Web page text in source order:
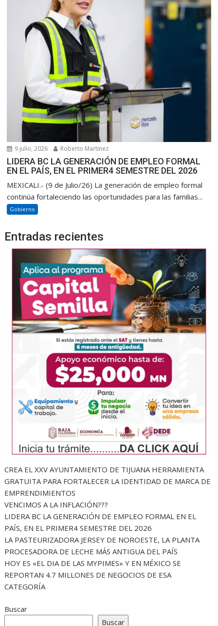
9 julio, 2026 Roberto Martinez
LIDERA BC LA GENERACIÓN DE EMPLEO FORMAL
EN EL PAÍS, EN EL PRIMER4 SEMESTRE DEL 2026
MEXICALI.- (9 de Julio/26) La generación de empleo formal
continúa fortaleciendo las oportunidades para las familias...
Gobierno
Entradas recientes
CREA EL XXV AYUNTAMIENTO DE TIJUANA HERRAMIENTA
GRATUITA PARA FORTALECER LA IDENTIDAD DE MARCA DE
EMPRENDIMIENTOS
VENCIMOS A LA INFLACIÓN???
LIDERA BC LA GENERACIÓN DE EMPLEO FORMAL EN EL
PAÍS, EN EL PRIMER4 SEMESTRE DEL 2026
LA PASTEURIZADORA JERSEY DE NOROESTE, LA PLANTA
PROCESADORA DE LECHE MÁS ANTIGUA DEL PAÍS
HOY ES «EL DIA DE LAS MYPIMES» Y EN MÉXICO SE
REPORTAN 4.7 MILLONES DE NEGOCIOS DE ESA
CATEGORÍA
Buscar
Buscar